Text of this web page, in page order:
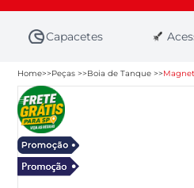
Capacetes
Home Peças Boia de Tanque